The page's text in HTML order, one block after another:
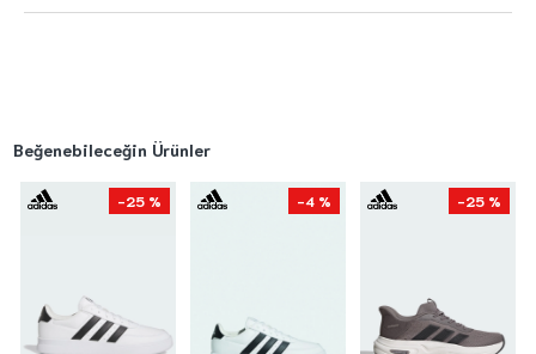
Beğenebileceğin Ürünler
-25 % -4 % -25 %